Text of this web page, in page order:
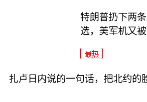
特朗普扔下两
选，美军机又
最热
扎卢日内说的一句话，把北约的